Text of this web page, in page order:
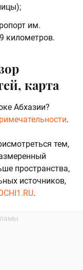
им.
километров.
карта
Абхазии?
.
тем,
пространства,
источников,
.